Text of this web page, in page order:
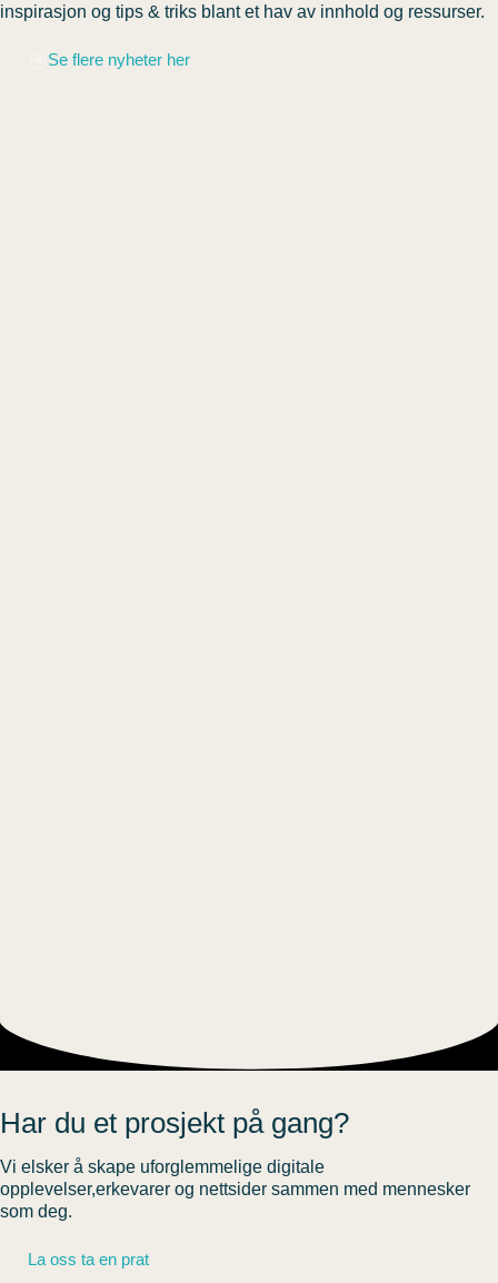
inspirasjon og tips & triks blant et hav av innhold og ressurser.
Se flere nyheter her
Har du et prosjekt på gang?
Vi elsker å skape uforglemmelige digitale
opplevelser,erkevarer og nettsider sammen med mennesker
som deg.
La oss ta en prat